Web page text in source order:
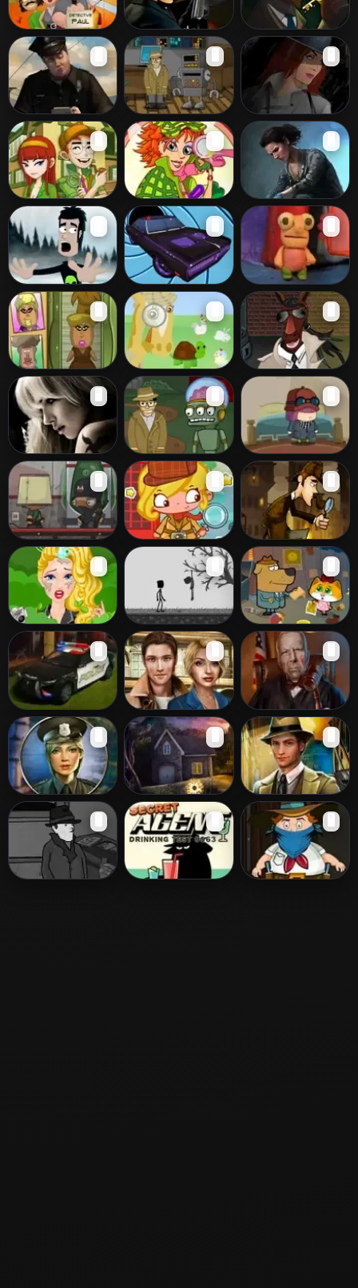
Small Town
Detective
Agent Sky Detective Conrad
Scene of the
Crime: Dream of
Murder
Harry Quantum:
TV Go Home
Detective Jealous
2
Personal Mystery Patrícia: A
Detective de
Animais
Rizzoli and Isles
The Masterpiece
Murders
Vortex Point 2 Detective Car
Chase
Totally Odd
Searching for the
Truth
Be a Detective Detective Horse
Raven Crime Harry Quantum
3: Cheese
Carnival
Mystic
DreamWorld
Stealth Bound
Level Pack
Detective
Slacking
Sherlock Holmes
Run
Spy Barbie
Accident
7 Days Without
Rain
Lost Teddy Bear
The Unusual
Suspect
The Crime
Reports Episode
2: The Locked
Room
The Hero of New
York
Murder on a Full
Moon
Unknown
Identity
Murder on the
Set